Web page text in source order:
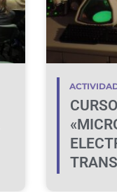
CURSO